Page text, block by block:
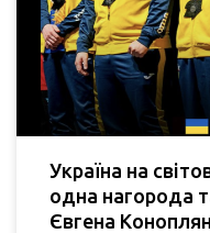
Україна на
одна нагорода
Євгена